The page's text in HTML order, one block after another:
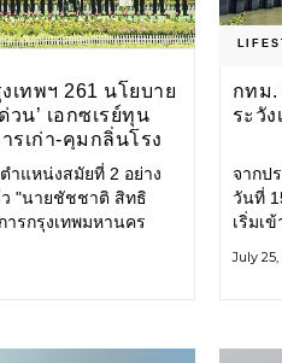
เทพฯ 261 นโยบาย
วน’ เอกซเรย์ทุน
รเก่า-คุมกลิ่นโรง
อบทุจริต
ำแหน่งสมัยที่ 2 อย่าง
ว "นายชัชชาติ สิทธิ
รกรุงเทพมหานคร
แผนยุทธศาสตร์ จัด
กทม.
ระวั
จากป
วันที่
เริ่มเ
รับมื
July 25,